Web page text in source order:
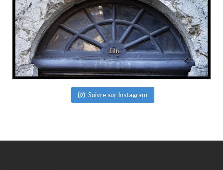
Suivre sur Instagram